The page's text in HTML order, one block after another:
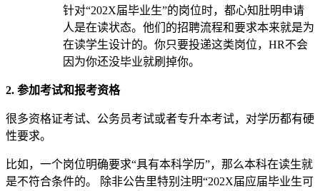
针对“202X届毕业生”的岗位时，都心知肚明申请
人是在读状态。他们的招聘流程和要求本来就是为
在读学生设计的。你只要投递这类岗位，HR不会
因为你还没毕业就刷掉你。
2. 参加考试和报考资格
很多资格证考试、公务员考试或者专升本考试，对学历都有硬
性要求。
比如，一个岗位明确要求“具有本科学历”，那么本科在读生就
是不符合条件的。 除非公告里特别注明“202X届应届毕业生可